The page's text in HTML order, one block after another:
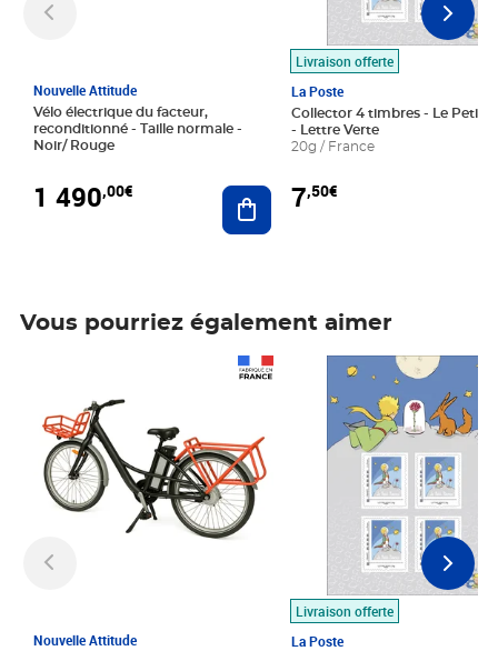
Nouvelle Attitude
Vélo électrique du facteur,
reconditionné - Taille normale -
Noir/ Rouge
1 490,00€ Ajouter au panier
Livraison offerte
La Poste
Collector 4 timbres - Le Petit
- Lettre Verte
20g / France
7,50€
Vous pourriez également aimer
Nouvelle Attitude
Livraison offerte
La Poste
Prix 7,50€